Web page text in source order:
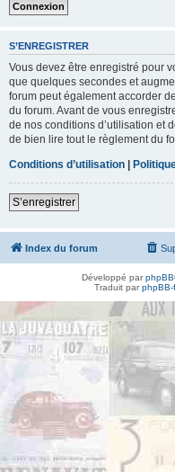
S’ENREGISTRER
Vous devez être enregistré pour
que quelques secondes et
forum peut également accorder
du forum. Avant de vous
de nos conditions d’utilisation et
de bien lire tout le règlement du
Conditions d’utilisation |
S’enregistrer
Index du forum
Développé parphpBB
Traduit parphpBB-